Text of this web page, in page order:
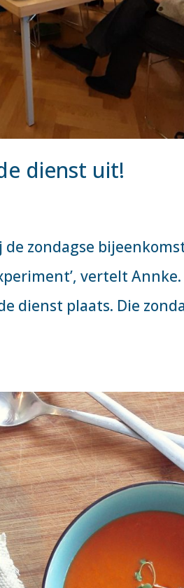
dienst uit!
zondagse
vertelt
dienst plaats. Die